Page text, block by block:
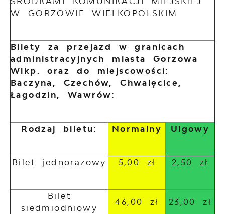
W GORZOWIE WIELKOPOLSKIM
Bilety za przejazd w granicach
administracyjnych miasta Gorzowa
Wlkp. oraz do miejscowości:
Baczyna, Czechów, Chwalęcice,
Łagodzin, Wawrów:
Rodzaj biletu: Normalny Ulgowy
Bilet jednorazowy 5,00 zł 2,50 zł
Bilet
siedmiodniowy
46,00 zł 23,00 zł